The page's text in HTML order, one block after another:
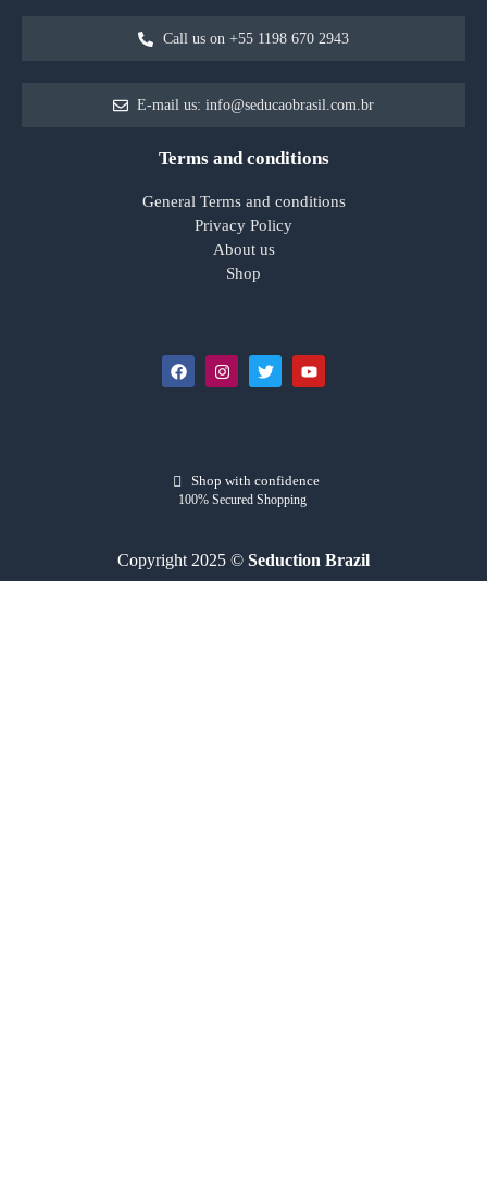
Call us on +55 1198 670 2943
E-mail us: info@seducaobrasil.com.br
Terms and conditions
General Terms and conditions
Privacy Policy
About us
Shop
Shop with confidence
100% Secured Shopping
Copyright 2025 © Seduction Brazil